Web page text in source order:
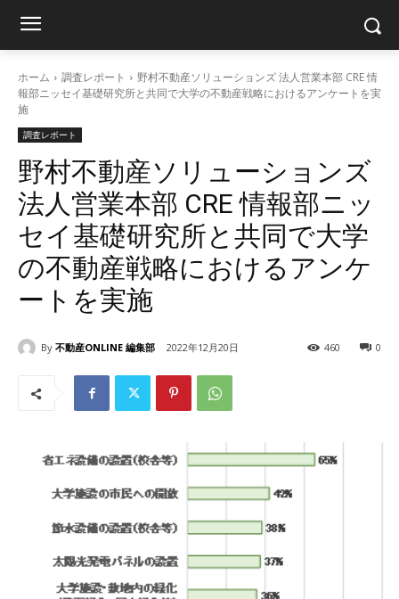
ホーム 調査レポート
野村不動産ソリューションズ 法人営業本部 CRE 情
報部ニッセイ基礎研究所と共同で大学の不動産戦略におけるアンケートを実
施
調査レポート
野村不動産ソリューションズ
法人営業本部 CRE 情報部ニッ
セイ基礎研究所と共同で大学
の不動産戦略におけるアンケ
ートを実施
By 不動産ONLINE 編集部 2022年12月20日 0
460